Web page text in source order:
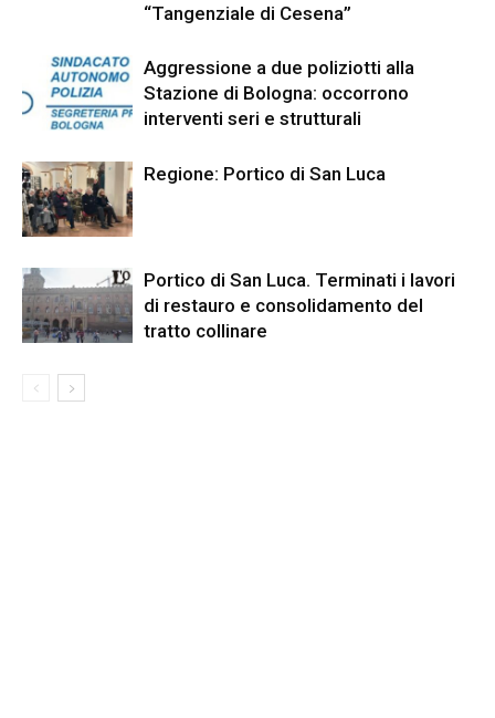
“Tangenziale di Cesena”
Aggressione a due poliziotti alla
Stazione di Bologna: occorrono
interventi seri e strutturali
Regione: Portico di San Luca
Portico di San Luca. Terminati i lavori
di restauro e consolidamento del
tratto collinare